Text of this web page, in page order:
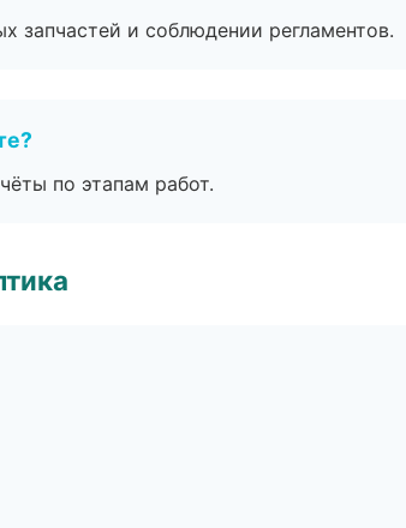
запчастей и соблюдении регламентов.
по этапам работ.